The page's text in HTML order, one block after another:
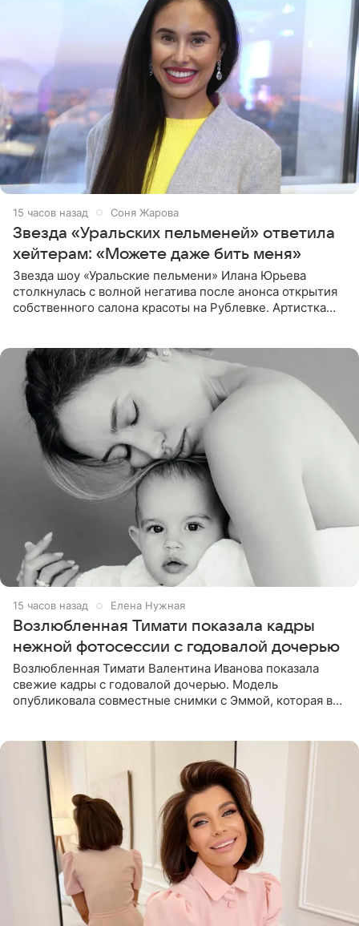
15 часов назад Соня Жарова
Звезда «Уральских пельменей» ответила
хейтерам: «Можете даже бить меня»
Звезда шоу «Уральские пельмени» Илана Юрьева
столкнулась с волной негатива после анонса открытия
собственного салона красоты на Рублевке. Артистка
15 часов назад Елена Нужная
Возлюбленная Тимати показала кадры
нежной фотосессии с годовалой дочерью
Возлюбленная Тимати Валентина Иванова показала
свежие кадры с годовалой дочерью. Модель
опубликовала совместные снимки с Эммой, которая в